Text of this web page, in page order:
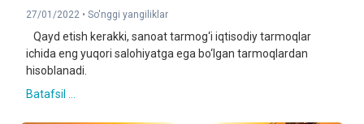
27/01/2022 • So'nggi yangiliklar
Qayd etish kerakki, sanoat tarmog‘i iqtisodiy tarmoqlar
ichida eng yuqori salohiyatga ega bo‘lgan tarmoqlardan
hisoblanadi.
Batafsil ...